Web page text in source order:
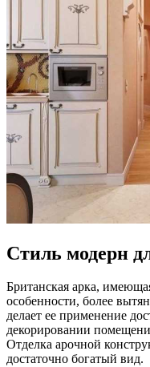
Стиль модерн
Британская арка,
особенности, более
делает ее применение
декорировании
Отделка арочной
достаточно богатый вид.